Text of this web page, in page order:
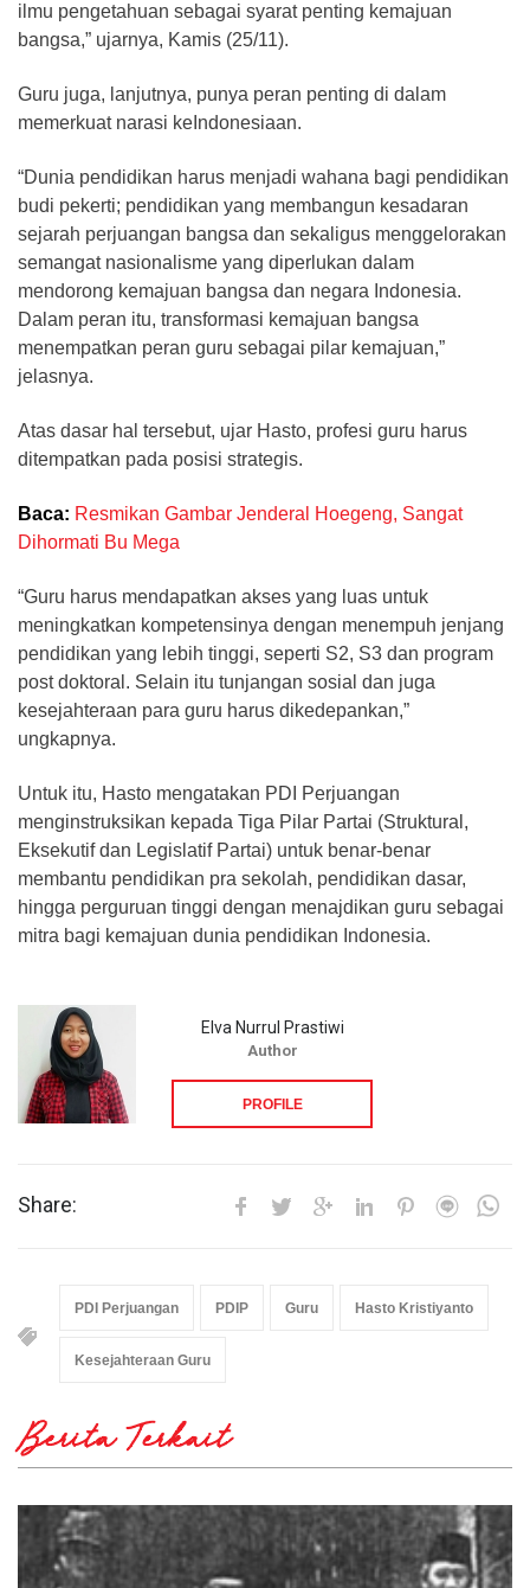
ilmu pengetahuan sebagai syarat penting kemajuan
bangsa,” ujarnya, Kamis (25/11).
Guru juga, lanjutnya, punya peran penting di dalam
memerkuat narasi keIndonesiaan.
“Dunia pendidikan harus menjadi wahana bagi pendidikan
budi pekerti; pendidikan yang membangun kesadaran
sejarah perjuangan bangsa dan sekaligus menggelorakan
semangat nasionalisme yang diperlukan dalam
mendorong kemajuan bangsa dan negara Indonesia.
Dalam peran itu, transformasi kemajuan bangsa
menempatkan peran guru sebagai pilar kemajuan,”
jelasnya.
Atas dasar hal tersebut, ujar Hasto, profesi guru harus
ditempatkan pada posisi strategis.
Baca: Resmikan Gambar Jenderal Hoegeng, Sangat
Dihormati Bu Mega
“Guru harus mendapatkan akses yang luas untuk
meningkatkan kompetensinya dengan menempuh jenjang
pendidikan yang lebih tinggi, seperti S2, S3 dan program
post doktoral. Selain itu tunjangan sosial dan juga
kesejahteraan para guru harus dikedepankan,”
ungkapnya.
Untuk itu, Hasto mengatakan PDI Perjuangan
menginstruksikan kepada Tiga Pilar Partai (Struktural,
Eksekutif dan Legislatif Partai) untuk benar-benar
membantu pendidikan pra sekolah, pendidikan dasar,
hingga perguruan tinggi dengan menajdikan guru sebagai
mitra bagi kemajuan dunia pendidikan Indonesia.
Elva Nurrul Prastiwi
Author
PROFILE
Share:
PDI Perjuangan PDIP Guru Hasto Kristiyanto
Kesejahteraan Guru
Berita Terkait